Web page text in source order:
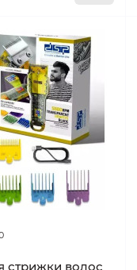
стрижки волос